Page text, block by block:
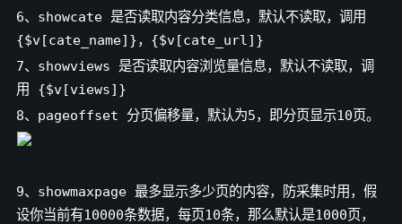
6、showcate 是否读取内容分类信息，默认不读取，调用
{$v[cate_name]}，{$v[cate_url]}
7、showviews 是否读取内容浏览量信息，默认不读取，调
用 {$v[views]}
8、pageoffset 分页偏移量，默认为5，即分页显示10页。
9、showmaxpage 最多显示多少页的内容，防采集时用，假
设你当前有10000条数据，每页10条，那么默认是1000页，